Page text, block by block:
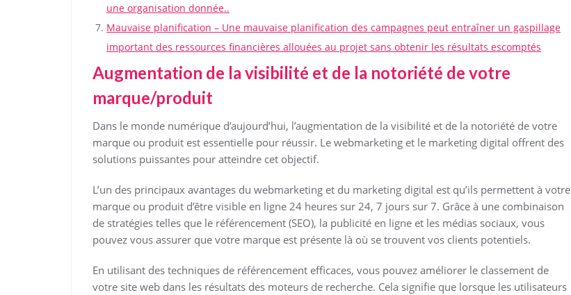
une organisation donnée..
Mauvaise planification – Une mauvaise planification des campagnes peut entraîner un gaspillage
important des ressources financières allouées au projet sans obtenir les résultats escomptés
Augmentation de la visibilité et de la notoriété de votre
marque/produit
Dans le monde numérique d’aujourd’hui, l’augmentation de la visibilité et de la notoriété de votre
marque ou produit est essentielle pour réussir. Le webmarketing et le marketing digital offrent des
solutions puissantes pour atteindre cet objectif.
L’un des principaux avantages du webmarketing et du marketing digital est qu’ils permettent à votre
marque ou produit d’être visible en ligne 24 heures sur 24, 7 jours sur 7. Grâce à une combinaison
de stratégies telles que le référencement (SEO), la publicité en ligne et les médias sociaux, vous
pouvez vous assurer que votre marque est présente là où se trouvent vos clients potentiels.
En utilisant des techniques de référencement efficaces, vous pouvez améliorer le classement de
votre site web dans les résultats des moteurs de recherche. Cela signifie que lorsque les utilisateurs